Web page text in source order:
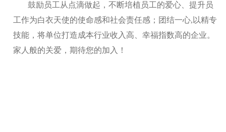
鼓励员工从点滴做起，不断培植员工的爱心、提升员
工作为白衣天使的使命感和社会责任感；团结一心,以精专
技能，将单位打造成本行业收入高、幸福指数高的企业。
家人般的关爱，期待您的加入！